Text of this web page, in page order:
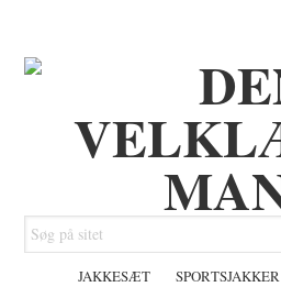
indhold
Søg
på
JAKKESÆT SPORTSJAKKER